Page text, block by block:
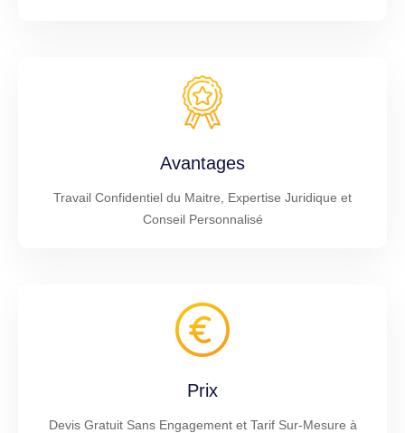
Avantages
Travail Confidentiel du Maitre, Expertise Juridique et
Conseil Personnalisé
Prix
Devis Gratuit Sans Engagement et Tarif Sur-Mesure à